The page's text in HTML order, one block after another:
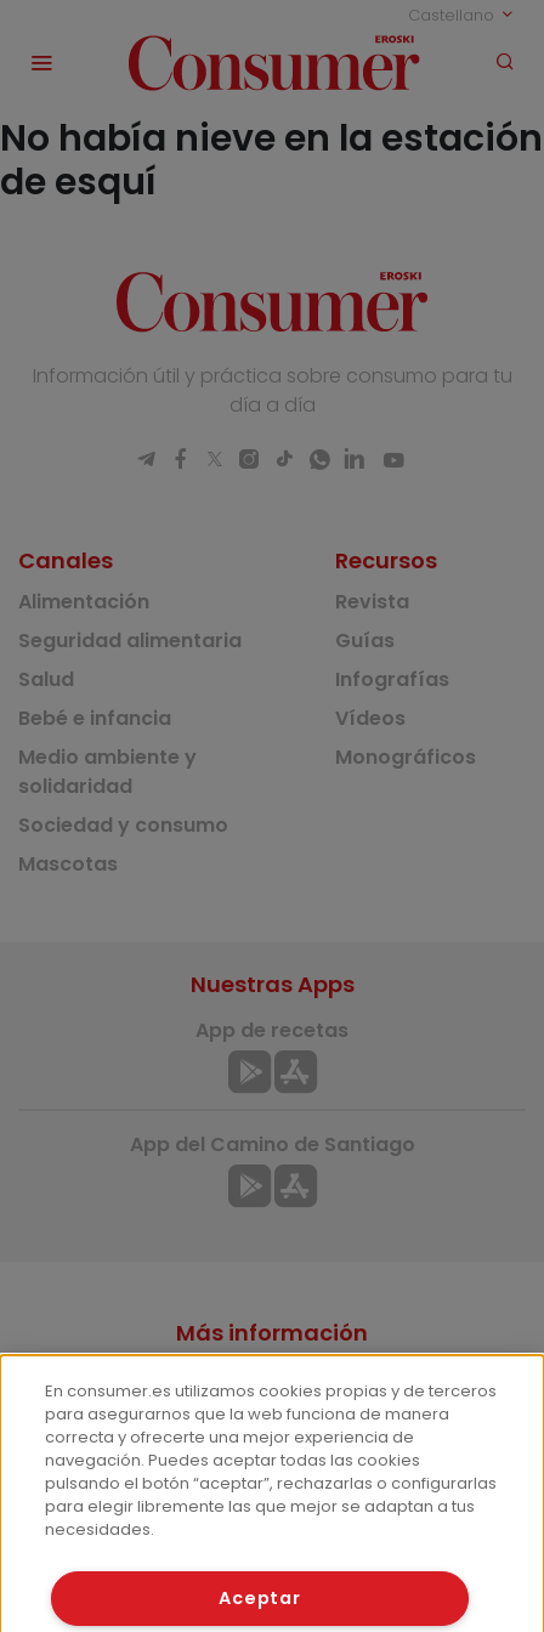
Castellano
No había nieve en la estación
de esquí
Información útil y práctica sobre consumo para tu
día a día
Canales
Alimentación
Seguridad alimentaria
Salud
Bebé e infancia
Medio ambiente y
solidaridad
Sociedad y consumo
Mascotas
Recursos
Revista
Guías
Infografías
Vídeos
Monográficos
Más información
Hemeroteca
Contacto
Prensa
Corpus Lingüístico Consumer
Nuestras Apps
App de recetas
App del Camino de Santiago
© Fundación EROSKI
En consumer.es utilizamos cookies propias y de terceros
para asegurarnos que la web funciona de manera
correcta y ofrecerte una mejor experiencia de
navegación. Puedes aceptar todas las cookies
pulsando el botón “aceptar”, rechazarlas o configurarlas
para elegir libremente las que mejor se adaptan a tus
necesidades.
Aceptar